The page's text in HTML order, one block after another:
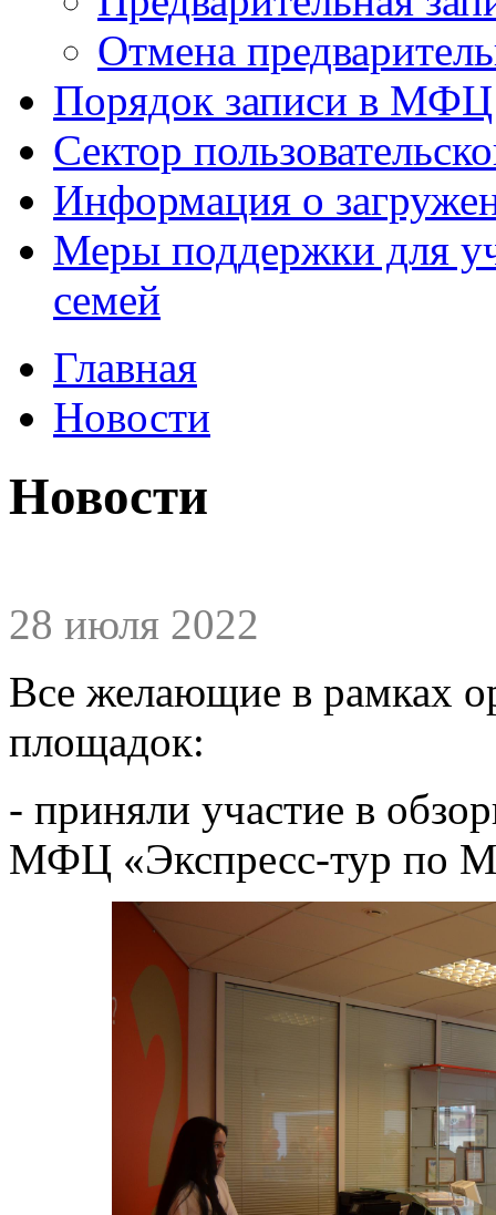
Отмена
Порядок записи в МФЦ
Сектор
Информация о
Меры поддержки для
семей
Главная
Новости
Новости
28 июля 2022
Все желающие в рамках
площадок:
- приняли участие в
МФЦ «Экспресс-тур по